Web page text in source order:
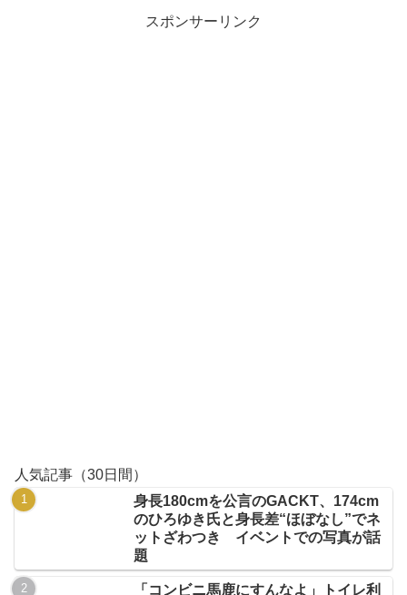
スポンサーリンク
人気記事（30日間）
身長180cmを公言のGACKT、174cm
のひろゆき氏と身長差“ほぼなし”でネ
ットざわつき イベントでの写真が話
題
「コンビニ馬鹿にすんなよ」トイレ利